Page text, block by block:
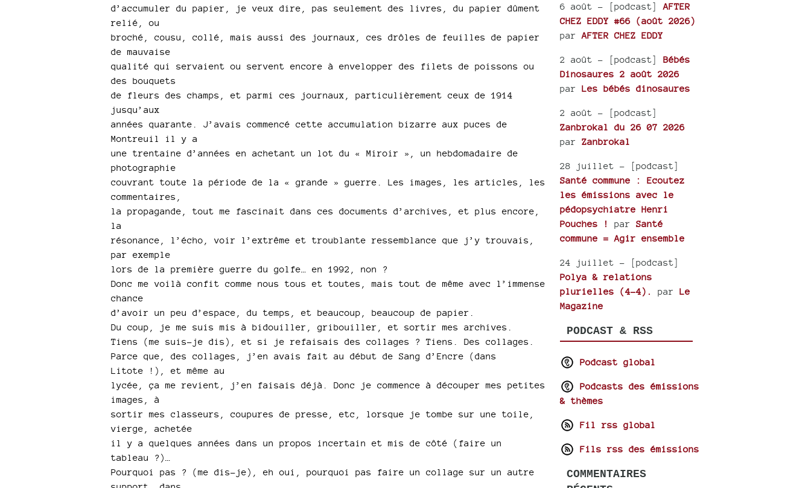
d’accumuler du papier, je veux dire, pas seulement des livres, du papier dûment
relié, ou
broché, cousu, collé, mais aussi des journaux, ces drôles de feuilles de papier
de mauvaise
qualité qui servaient ou servent encore à envelopper des filets de poissons ou
des bouquets
de fleurs des champs, et parmi ces journaux, particulièrement ceux de 1914
jusqu’aux
années quarante. J’avais commencé cette accumulation bizarre aux puces de
Montreuil il y a
une trentaine d’années en achetant un lot du « Miroir », un hebdomadaire de
photographie
couvrant toute la période de la « grande » guerre. Les images, les articles, les
commentaires,
la propagande, tout me fascinait dans ces documents d’archives, et plus encore,
la
résonance, l’écho, voir l’extrême et troublante ressemblance que j’y trouvais,
par exemple
lors de la première guerre du golfe… en 1992, non ?
Donc me voilà confit comme nous tous et toutes, mais tout de même avec l’immense
chance
d’avoir un peu d’espace, du temps, et beaucoup, beaucoup de papier.
Du coup, je me suis mis à bidouiller, gribouiller, et sortir mes archives.
Tiens (me suis-je dis), et si je refaisais des collages ? Tiens. Des collages.
Parce que, des collages, j’en avais fait au début de Sang d’Encre (dans
Litote !), et même au
lycée, ça me revient, j’en faisais déjà. Donc je commence à découper mes petites
images, à
sortir mes classeurs, coupures de presse, etc, lorsque je tombe sur une toile,
vierge, achetée
il y a quelques années dans un propos incertain et mis de côté (faire un
tableau ?)…
Pourquoi pas ? (me dis-je), eh oui, pourquoi pas faire un collage sur un autre
6 août- [podcast]AFTER
CHEZ EDDY #66 (août 2026)
parAFTER CHEZ EDDY
2 août- [podcast]Bébés
Dinosaures 2 août 2026
parLes bébés dinosaures
2 août- [podcast]
Zanbrokal du 26 07 2026
parZanbrokal
28 juillet- [podcast]
Santé commune : Ecoutez
les émissions avec le
pédopsychiatre Henri
Pouches !
parSanté
commune = Agir ensemble
24 juillet- [podcast]
Polya & relations
plurielles (4-4).
parLe
Magazine
PODCAST & RSS
Podcast global
Podcasts des émissions
& thèmes
Fil rss global
Fils rss des émissions
COMMENTAIRES